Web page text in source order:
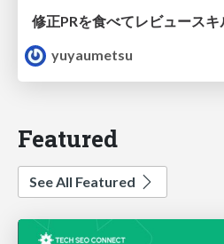
yuyaumetsu
Featured
See All Featured